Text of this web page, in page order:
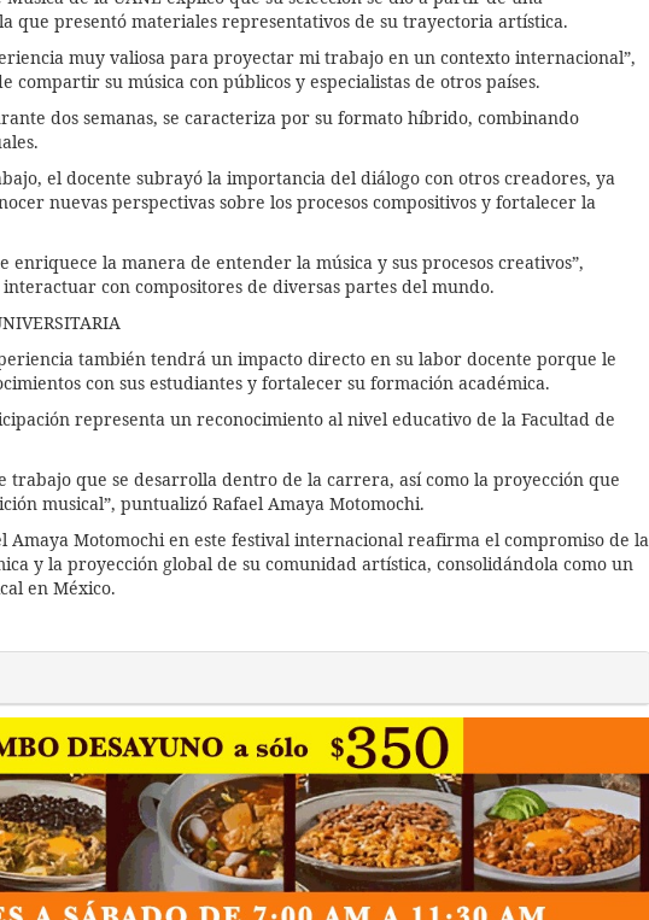
que presentó materiales representativos de su trayectoria artística.
muy valiosa para proyectar mi trabajo en un contexto internacional”,
compartir su música con públicos y especialistas de otros países.
dos semanas, se caracteriza por su formato híbrido, combinando
el docente subrayó la importancia del diálogo con otros creadores, ya
nuevas perspectivas sobre los procesos compositivos y fortalecer la
enriquece la manera de entender la música y sus procesos creativos”,
con compositores de diversas partes del mundo.
también tendrá un impacto directo en su labor docente porque le
con sus estudiantes y fortalecer su formación académica.
representa un reconocimiento al nivel educativo de la Facultad de
trabajo que se desarrolla dentro de la carrera, así como la proyección que
musical”, puntualizó Rafael Amaya Motomochi.
Amaya Motomochi en este festival internacional reafirma el compromiso de la
y la proyección global de su comunidad artística, consolidándola como un
en México.